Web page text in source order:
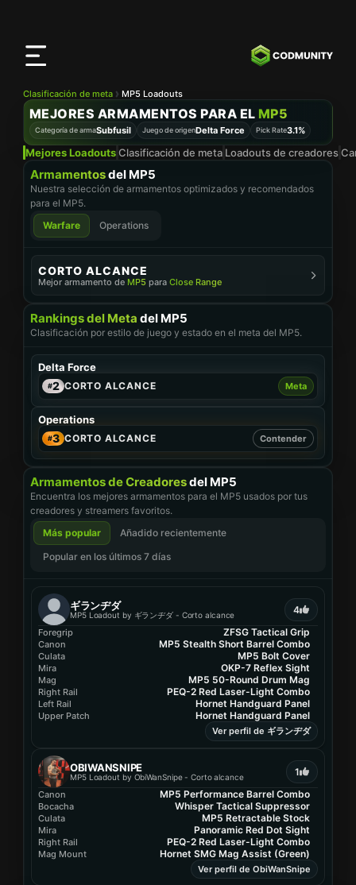
Clasificación de meta MP5 Loadouts
MEJORES ARMAMENTOS PARA EL MP5
Categoría de armaSubfusil Juego de origenDelta Force Pick Rate3.1%
Mejores LoadoutsClasificación de meta Loadouts de creadores
Armamentosdel MP5
Nuestra selección de armamentos optimizados y recomendados
para el MP5.
Warfare
Operations
CORTO ALCANCE
Mejor armamento de MP5 para Close Range
RESONANT ERGONOMIC GRIP
Foregrip
MP5 TACTICAL BARREL COMBO
Canon
Culata
Mira
MP5 50-ROUND DRUM MAG
Mag
DBAL-X2 PURPLE LASER-LIGHT COMBO
LOADOUT DESCRIPTION
MP5 Submachine Gun-Warfare-
6HLOBU009MFFCME3G7LT2
Última actualización
Rankings del Meta del MP5
Clasificación por estilo de juego y estado en el meta del MP5.
Delta Force
#2 CORTO ALCANCE Meta
Operations
#3 CORTO ALCANCE Contender
Armamentos de Creadoresdel MP5
Encuentra los mejores armamentos para el MP5 usados por tus
creadores y streamers favoritos.
Más popular
Añadido recientemente
Popular en los últimos 7 días
ギランヂダ
MP5 Loadout by ギランヂダ - Corto alcance 4
Foregrip ZFSG Tactical Grip
Canon MP5 Stealth Short Barrel Combo
Culata MP5 Bolt Cover
Mira OKP-7 Reflex Sight
Mag MP5 50-Round Drum Mag
Right Rail PEQ-2 Red Laser-Light Combo
Left Rail Hornet Handguard Panel
Upper Patch Hornet Handguard Panel
Ver perfil de ギランヂダ
OBIWANSNIPE
MP5 Loadout by ObiWanSnipe - Corto alcance 1
Canon MP5 Performance Barrel Combo
Bocacha Whisper Tactical Suppressor
Culata MP5 Retractable Stock
Mira Panoramic Red Dot Sight
Right Rail PEQ-2 Red Laser-Light Combo
Mag Mount Hornet SMG Mag Assist (Green)
Ver perfil de ObiWanSnipe